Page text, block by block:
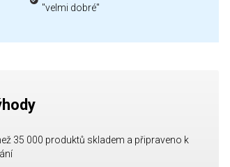
"velmi dobré"
35 000 produktů skladem a připraveno k